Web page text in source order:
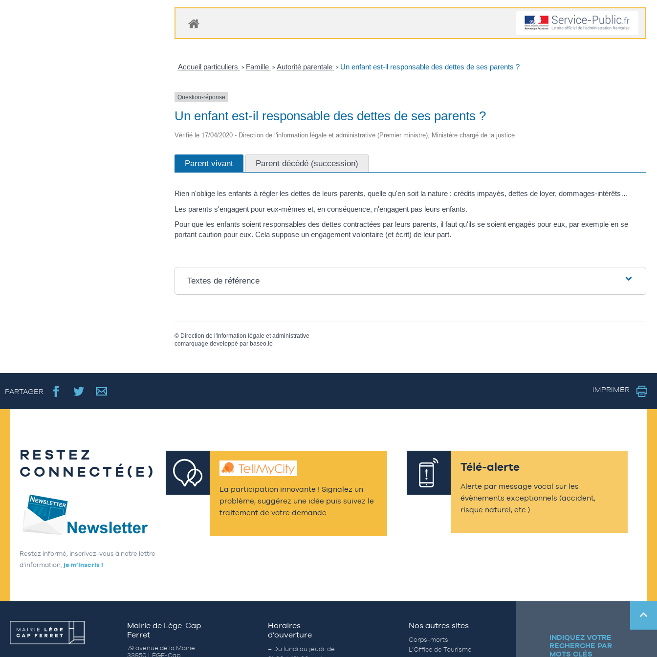
Accueil particuliers > Famille > Autorité parentale > Un enfant est-il responsable des dettes de ses parents ?
Question-réponse
Un enfant est-il responsable des dettes de ses parents ?
Vérifié le 17/04/2020 - Direction de l'information légale et administrative (Premier ministre), Ministère chargé de la justice
Parent vivant Parent décédé (succession)
Rien n'oblige les enfants à régler les dettes de leurs parents, quelle qu'en soit la nature : crédits impayés, dettes de loyer, dommages-intérêts…
Les parents s'engagent pour eux-mêmes et, en conséquence, n'engagent pas leurs enfants.
Pour que les enfants soient responsables des dettes contractées par leurs parents, il faut qu'ils se soient engagés pour eux, par exemple en se
portant caution pour eux. Cela suppose un engagement volontaire (et écrit) de leur part.
Textes de référence
© Direction de l'information légale et administrative
comarquage developpé par baseo.io
PARTAGER IMPRIMER
RESTEZ
CONNECTÉ(E)
Restez informé, inscrivez-vous à notre lettre
d’information, je m’inscris !
La participation innovante ! Signalez un
problème, suggérez une idée puis suivez le
traitement de votre demande.
Télé-alerte
Alerte par message vocal sur les
évènements exceptionnels (accident,
risque naturel, etc.)
Mairie de Lège-Cap
Ferret
79 avenue de la Mairie
33950 LÈGE-Cap
Horaires
d’ouverture
– Du lundi au jeudi de
Nos autres sites
Corps-morts
L’Office de Tourisme
INDIQUEZ VOTRE
RECHERCHE PAR
MOTS CLÉS